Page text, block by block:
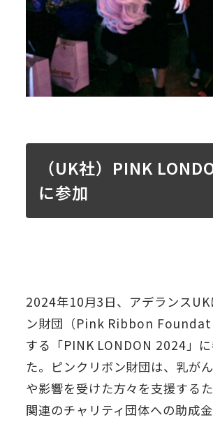
（UK社）PINK
に参加
2024年10月3日、アデランスUK
ン財団（Pink Ribbon
する「PINK LONDON 2024」
た。ピンクリボン財団は、乳が
や影響を受けた方々を支援する
関連のチャリティ団体への助成金